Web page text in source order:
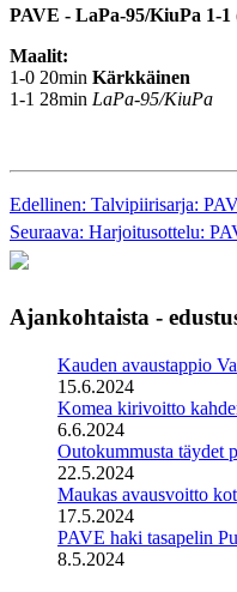
PAVE - LaPa-95/KiuPa 1-1
Maalit:
1-0 20min Kärkkäinen
1-1 28min LaPa-95/KiuPa
Edellinen: Talvipiirisarja:
Seuraava: Harjoitusottelu:
Ajankohtaista -
Kauden avaustappio
15.6.2024
Komea kirivoitto
6.6.2024
Outokummusta täydet
22.5.2024
Maukas avausvoitto
17.5.2024
PAVE haki tasapelin
8.5.2024